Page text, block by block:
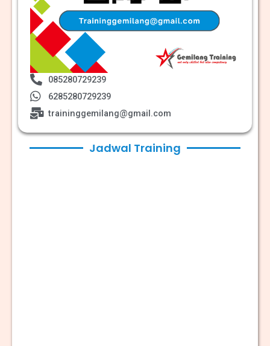
085280729239
6285280729239
traininggemilang@gmail.com
Jadwal Training